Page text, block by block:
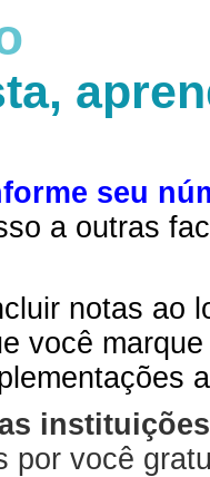
seu
a outras
notas ao
você
por você